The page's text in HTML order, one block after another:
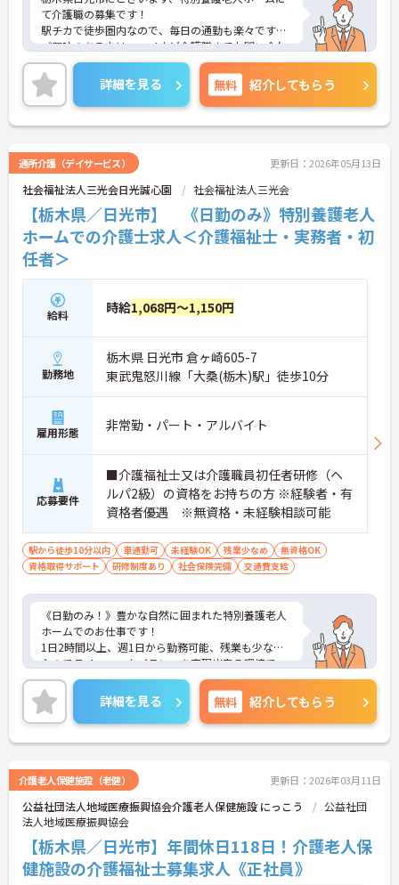
て介護職の募集です！
駅チカで徒歩圏内なので、毎日の通勤も楽々です♪
ご興味のある方は、マイナビ介護職までお問い合わ
せください。
詳細を見る 無料 紹介してもらう
通所介護（デイサービス） 更新日：2026年05月13日
社会福祉法人三光会日光誠心園 社会福祉法人三光会
【栃木県／日光市】 《日勤のみ》特別養護老人
ホームでの介護士求人＜介護福祉士・実務者・初
任者＞
給料 時給1,068円～1,150円
勤務地
栃木県 日光市 倉ヶ崎605-7
東武鬼怒川線「大桑(栃木)駅」徒歩10分
雇用形態 非常勤・パート・アルバイト
応募要件
■介護福祉士又は介護職員初任者研修（ヘ
ルパ2級）の資格をお持ちの方 ※経験者・有
資格者優遇 ※無資格・未経験相談可能
駅から徒歩10分以内 車通勤可 未経験OK 残業少なめ
無資格OK
資格取得サポート
研修制度あり 社会保険完備 交通費支給
《日勤のみ！》豊かな自然に囲まれた特別養護老人
ホームでのお仕事です！
1日2時間以上、週1日から勤務可能、残業も少なめ
なのでライフワークバランスを実現出来る環境で
す。
アットホームな雰囲気で教育体制が整っているの
で、未経験者でも安心して働けます。
ご興味ある方には、面接のポイントなど、さらに詳
細をお話致しますのでお気軽にご相談ください。
詳細を見る 無料 紹介してもらう
介護老人保健施設（老健） 更新日：2026年03月11日
公益社団法人地域医療振興協会介護老人保健施設 にっこう
公益社団
法人地域医療振興協会
【栃木県／日光市】年間休日118日！介護老人保
健施設の介護福祉士募集求人《正社員》